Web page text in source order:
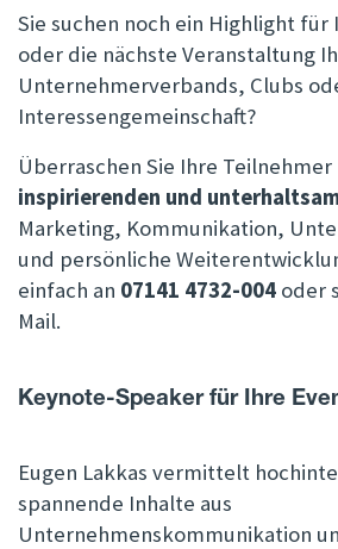
Sie suchen noch ein Highlight
oder die nächste Veranstaltung
Unternehmerverbands, Clubs
Interessengemeinschaft?
Überraschen Sie Ihre
inspirierenden und
Marketing, Kommunikation,
und persönliche
einfach an 07141 4732-004 oder
Mail.
Keynote-Speaker für Ihre
Eugen Lakkas vermittelt
spannende Inhalte aus
Unternehmenskommunikation